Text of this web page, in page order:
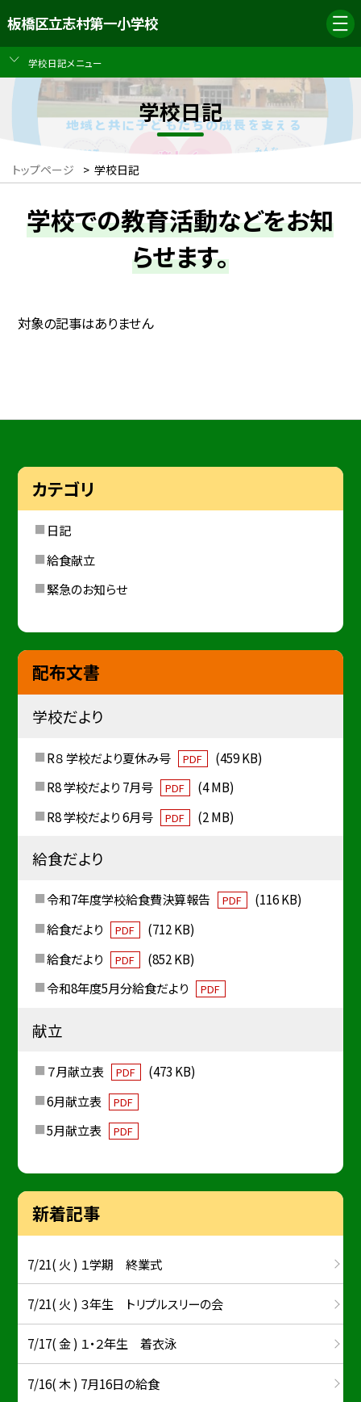
板橋区立志村第一小学校
学校日記メニュー
学校日記
トップページ > 学校日記
学校での教育活動などをお知
らせます。
対象の記事はありません
カテゴリ
日記
給食献立
緊急のお知らせ
配布文書
学校だより
R８ 学校だより夏休み号 PDF
(459 KB)
R8 学校だより 7月号
PDF
(4 MB)
R8 学校だより 6月号
PDF (2 MB)
給食だより
令和7年度学校給食費決算報告 PDF
(116 KB)
給食だより
PDF
(712 KB)
給食だより
PDF
(852 KB)
令和8年度5月分給食だより
PDF
献立
７月献立表 PDF
(473 KB)
6月献立表
PDF
5月献立表 PDF
新着記事
7/21( 火 ) １学期 終業式
7/21( 火 ) ３年生 トリプルスリーの会
7/17( 金 ) １・２年生 着衣泳
7/16( 木 ) 7月16日の給食